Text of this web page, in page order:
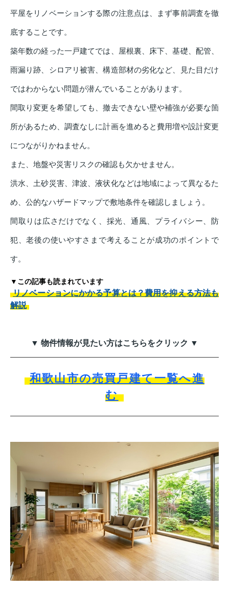
平屋をリノベーションする際の注意点は、まず事前調査を徹
底することです。
築年数の経った一戸建てでは、屋根裏、床下、基礎、配管、
雨漏り跡、シロアリ被害、構造部材の劣化など、見た目だけ
ではわからない問題が潜んでいることがあります。
間取り変更を希望しても、撤去できない壁や補強が必要な箇
所があるため、調査なしに計画を進めると費用増や設計変更
につながりかねません。
また、地盤や災害リスクの確認も欠かせません。
洪水、土砂災害、津波、液状化などは地域によって異なるた
め、公的なハザードマップで敷地条件を確認しましょう。
間取りは広さだけでなく、採光、通風、プライバシー、防
犯、老後の使いやすさまで考えることが成功のポイントで
す。
▼この記事も読まれています
リノベーションにかかる予算とは？費用を抑える方法も
解説
▼ 物件情報が見たい方はこちらをクリック ▼
和歌山市の売買戸建て一覧へ進
む